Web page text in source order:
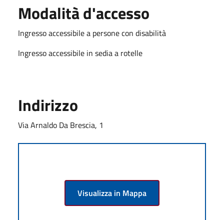
Modalità d'accesso
Ingresso accessibile a persone con disabilità
Ingresso accessibile in sedia a rotelle
Indirizzo
Via Arnaldo Da Brescia, 1
Visualizza in Mappa